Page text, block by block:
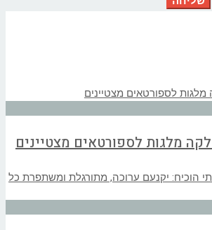
מלגות לספורטאים מצטיינים